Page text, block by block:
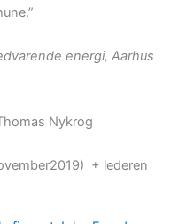
energi, Aarhus
Nykrog
+ lederen